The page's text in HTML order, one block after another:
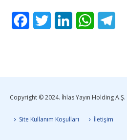
FacebookTwitter LinkedInWhatsApp
Copyright © 2024. İhlas Yayın Holding A.Ş.
Site Kullanım Koşulları İletişim